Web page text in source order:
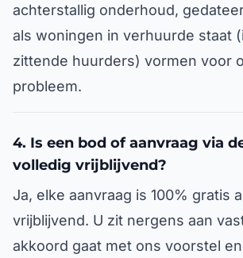
achterstallig onderhoud,
als woningen in verhuurde staat
zittende huurders) vormen voor
probleem.
4. Is een bod of aanvraag via
volledig vrijblijvend?
Ja, elke aanvraag is 100% gratis
vrijblijvend. U zit nergens aan
akkoord gaat met ons voorstel